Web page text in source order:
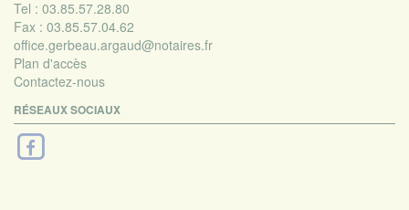
Tel : 03.85.57.28.80
Fax : 03.85.57.04.62
office.gerbeau.argaud@notaires.fr
Plan d'accès
Contactez-nous
RÉSEAUX SOCIAUX